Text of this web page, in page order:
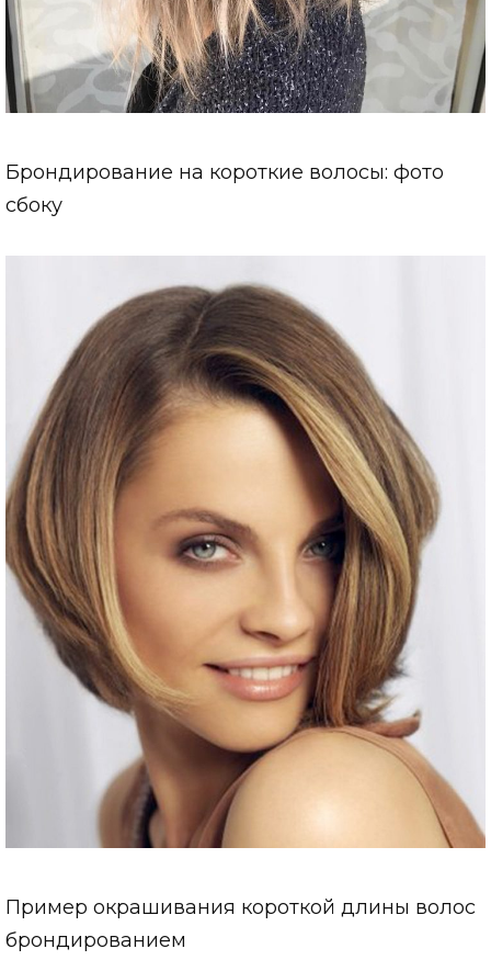
Брондирование на короткие волосы: фото
сбоку
Пример окрашивания короткой длины волос
брондированием